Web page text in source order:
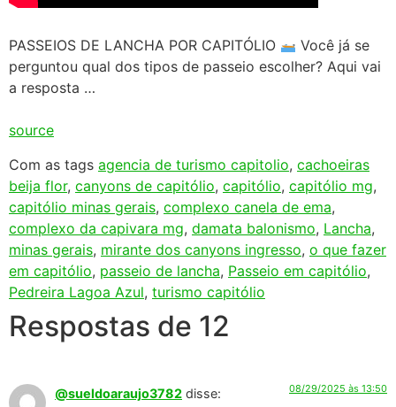
PASSEIOS DE LANCHA POR CAPITÓLIO
Você já se
perguntou qual dos tipos de passeio escolher? Aqui vai
a resposta …
source
Com as tags agencia de turismo capitolio, cachoeiras
beija flor, canyons de capitólio, capitólio, capitólio mg,
capitólio minas gerais, complexo canela de ema,
complexo da capivara mg, damata balonismo, Lancha,
minas gerais, mirante dos canyons ingresso, o que fazer
em capitólio, passeio de lancha, Passeio em capitólio,
Pedreira Lagoa Azul, turismo capitólio
Respostas de 12
@sueldoaraujo3782 disse: 08/29/2025 às 13:50